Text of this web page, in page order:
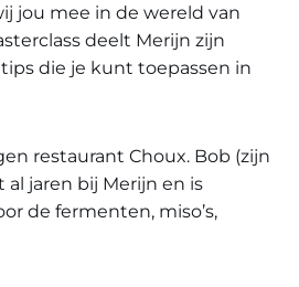
jou mee in de wereld van
deelt Merijn zijn
die je kunt toepassen in
restaurant Choux. Bob (zijn
jaren bij Merijn en is
de fermenten, miso’s,